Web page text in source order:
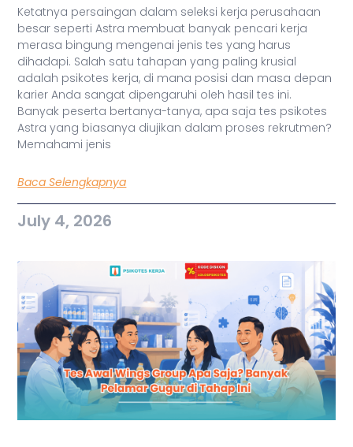
Ketatnya persaingan dalam seleksi kerja perusahaan
besar seperti Astra membuat banyak pencari kerja
merasa bingung mengenai jenis tes yang harus
dihadapi. Salah satu tahapan yang paling krusial
adalah psikotes kerja, di mana posisi dan masa depan
karier Anda sangat dipengaruhi oleh hasil tes ini.
Banyak peserta bertanya-tanya, apa saja tes psikotes
Astra yang biasanya diujikan dalam proses rekrutmen?
Memahami jenis
Baca Selengkapnya
July 4, 2026